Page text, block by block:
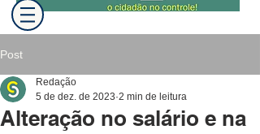
Post
Alteração no salário e na
Redação
5 de dez. de 2023 2 min de leitura